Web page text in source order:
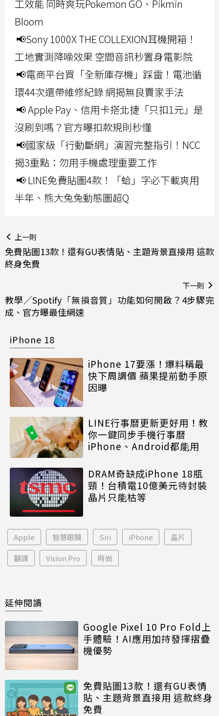
工效能 同時爽玩Pokemon GO、Pikmin
Bloom
📢Sony 1000X THE COLLEXION耳機開箱！
工地實測降噪效果 空間音訊秒置身電影院
📢電商平台買「全新庫存機」踩雷！電池循
環44次還帶維修紀錄 網揭無良賣家手法
📢 Apple Pay、信用卡搭北捷「只扣1元」是
沒刷到嗎？官方曝扣款規則秒懂
📢國家級「行動斷網」演習完整指引！NCC
揭3重點：勿用手機處理重要工作
📢 LINE免費貼圖4款！「蛤」字必下載爽用
半年、熊大兔兔動態圖超Q
上一則
免費貼圖13款！還有GU表情貼、主題背景直接用 這款
終身免費
下一則
教學／Spotify「無損音質」功能如何開啟？4步驟完
成、官方曝最佳網速
iPhone 18
iPhone 17要漲！爆料稱最
快下周調價 蘋果提前動手原
因曝
LINE行事曆更新更好用！教
你一鍵同步手機行事曆
iPhone、Android都能用
DRAM奇缺成iPhone 18瓶
頸！台積電10億美元待封裝
晶片只能枯等
Apple 智慧眼鏡 Siri iPhone 晶片
翻譯 Vision Pro 時尚
延伸閱讀
Google Pixel 10 Pro Fold上
手體驗！AI應用加持發揮摺疊
機優勢
免費貼圖13款！還有GU表情
貼、主題背景直接用 這款終身
免費